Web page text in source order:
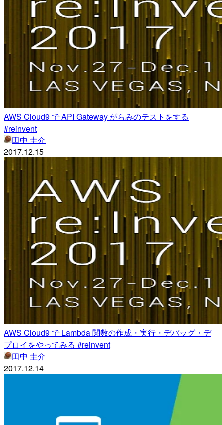
AWS Cloud9 で API Gateway がらみのテストをする
#reinvent
田中 圭介
2017.12.15
AWS Cloud9 で Lambda 関数の作成・実行・デバッグ・デ
プロイをやってみる #reinvent
田中 圭介
2017.12.14